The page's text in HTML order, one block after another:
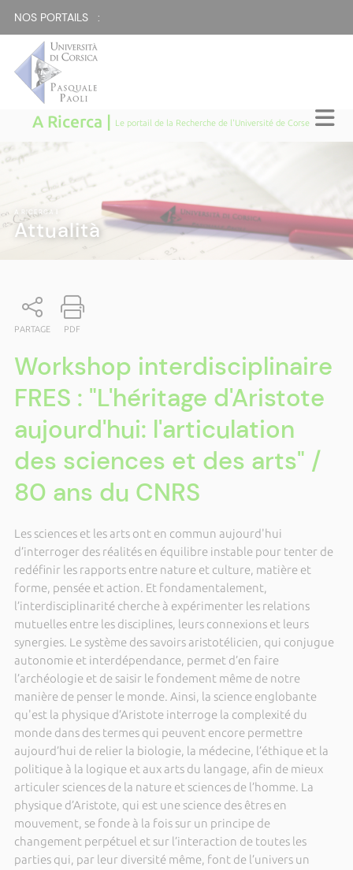
NOS PORTAILS :
A Ricerca | Le portail de la Recherche de l'Université de Corse
A RICERCA
Attualità
PARTAGE PDF
Workshop interdisciplinaire
FRES : "L'héritage d'Aristote
aujourd'hui: l'articulation
des sciences et des arts" /
80 ans du CNRS
Les sciences et les arts ont en commun aujourd'hui
d’interroger des réalités en équilibre instable pour tenter de
redéfinir les rapports entre nature et culture, matière et
forme, pensée et action. Et fondamentalement,
l’interdisciplinarité cherche à expérimenter les relations
mutuelles entre les disciplines, leurs connexions et leurs
synergies. Le système des savoirs aristotélicien, qui conjugue
autonomie et interdépendance, permet d’en faire
l’archéologie et de saisir le fondement même de notre
manière de penser le monde. Ainsi, la science englobante
qu'est la physique d’Aristote interroge la complexité du
monde dans des termes qui peuvent encore permettre
aujourd’hui de relier la biologie, la médecine, l’éthique et la
politique à la logique et aux arts du langage, afin de mieux
articuler sciences de la nature et sciences de l’homme. La
physique d’Aristote, qui est une science des êtres en
mouvement, se fonde à la fois sur un principe de
changement perpétuel et sur l’interaction de toutes les
parties qui, par leur diversité même, font de l’univers un